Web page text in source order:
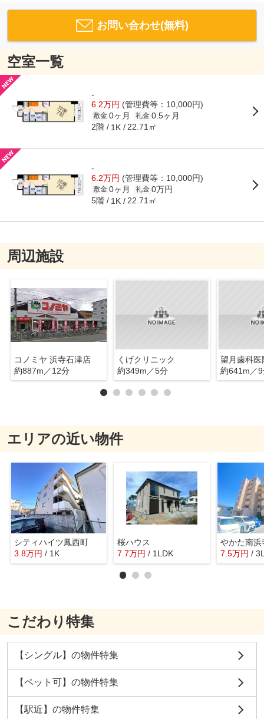
お問い合わせ(無料)
空室一覧
-
6.2万円 (管理費等：10,000円)
敷金 0ヶ月 礼金 0.5ヶ月
2階 1K 22.71㎡
-
6.2万円 (管理費等：10,000円)
敷金 0ヶ月 礼金 0万円
5階 1K 22.71㎡
周辺施設
コノミヤ 浜寺石津店
約887m／12分
くげクリニック
約349m／5分
望月歯科医
約641m／
エリアの近い物件
シティハイツ鳳西町
3.8万円 / 1K
桜ハウス
7.7万円 / 1LDK
やかた南
7.5万円 /
こだわり特集
【シングル】の物件特集
【ペット可】の物件特集
【駅近】の物件特集